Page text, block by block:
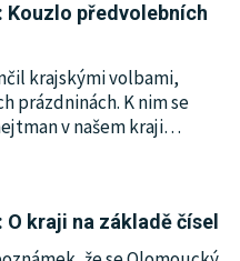
Kouzlo předvolebních
krajskými volbami,
prázdninách. K nim se
v našem kraji…
kraji na základě čísel